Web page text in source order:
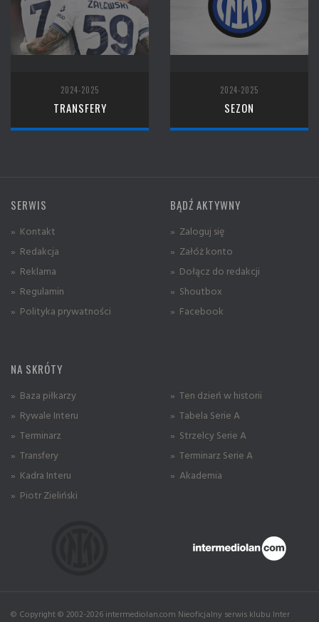
2024-2025
TRANSFERY
2024-2025
SEZON
SERWIS
» Kontakt
» Redakcja
» Reklama
» Regulamin
» Polityka prywatności
BĄDŹ AKTYWNY
» Zaloguj się
» Załóż konto
» Dołącz do redakcji
» Shoutbox
» Facebook
NA SKRÓTY
» Baza piłkarzy
» Rywale Interu
» Terminarz
» Transfery
» Kadra Interu
» Piotr Zieliński
» Ten dzień w historii
» Tabela Serie A
» Strzelcy Serie A
» Terminarz Serie A
» Akademia
© Copyright © 2002-2026 intermediolan.com Nieoficjalny serwis klubu Inter